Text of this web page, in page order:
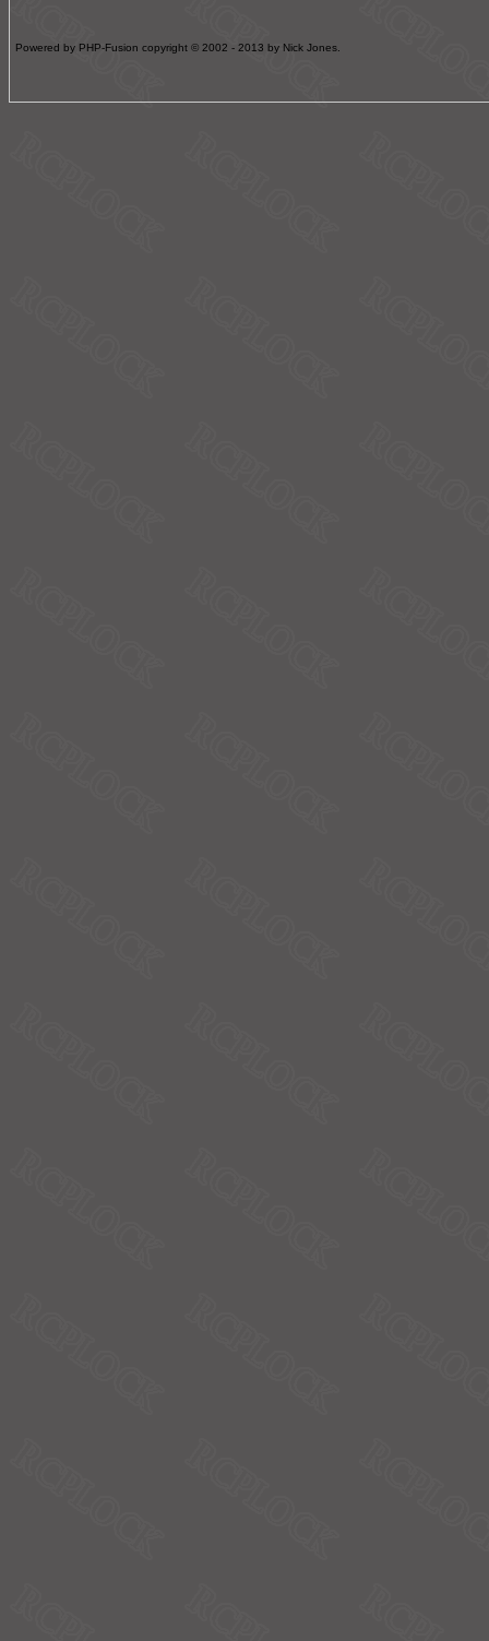
Powered by PHP-Fusion copyright © 2002 - 2013 by Nick Jones.